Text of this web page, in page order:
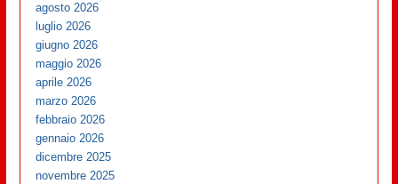
agosto 2026
luglio 2026
giugno 2026
maggio 2026
aprile 2026
marzo 2026
febbraio 2026
gennaio 2026
dicembre 2025
novembre 2025